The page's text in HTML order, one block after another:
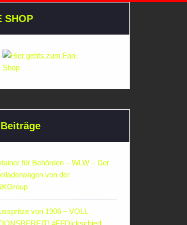
SHOP
für Behörden – WLW – Der
von der
von 1906 – VOLL
#FFDickschied